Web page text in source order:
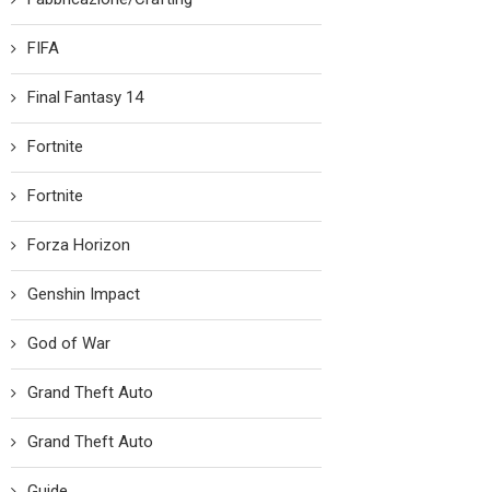
FIFA
Final Fantasy 14
Fortnite
Fortnite
Forza Horizon
Genshin Impact
God of War
Grand Theft Auto
Grand Theft Auto